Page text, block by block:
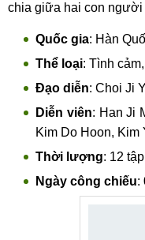
chia giữa hai con người
Quốc gia: Hàn
Thể loại: Tình
Đạo diễn: Choi Ji
Diễn viên: Han Ji
Kim Do Hoon,
Thời lượng: 12 tập
Ngày công chiếu: